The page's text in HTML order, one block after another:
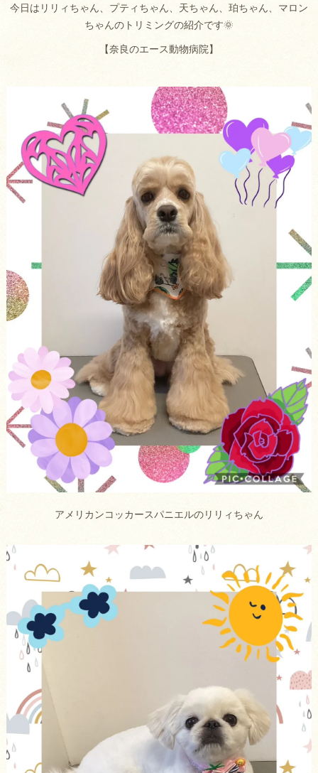
今日はリリィちゃん、プティちゃん、天ちゃん、珀ちゃん、マロン
ちゃんのトリミングの紹介です🌞
【奈良のエース動物病院】
アメリカンコッカースパニエルのリリィちゃん